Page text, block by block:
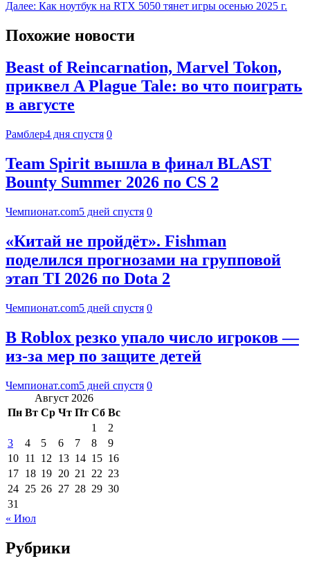
Далее: Как ноутбук на RTX 5050 тянет игры осенью 2025 г.
Похожие новости
Beast of Reincarnation, Marvel Tokon,
приквел A Plague Tale: во что поиграть
в августе
Рамблер4 дня спустя 0
Team Spirit вышла в финал BLAST
Bounty Summer 2026 по CS 2
Чемпионат.com5 дней спустя 0
«Китай не пройдёт». Fishman
поделился прогнозами на групповой
этап TI 2026 по Dota 2
Чемпионат.com5 дней спустя 0
В Roblox резко упало число игроков —
из-за мер по защите детей
Чемпионат.com5 дней спустя 0
Август 2026
Пн Вт Ср Чт Пт Сб Вс
1
2
3
4 5 6 7 8
9
10 11 12 13 14 15 16
17 18 19 20 21 22 23
24 25 26 27 28 29 30
31
« Июл
Рубрики